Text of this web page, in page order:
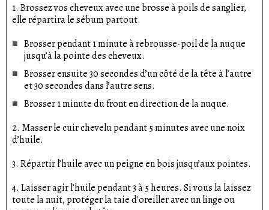
1. Brossez vos cheveux avec une brosse à poils de sanglier,
elle répartira le sébum partout.
Brosser pendant 1 minute à rebrousse-poil de la nuque
jusqu’à la pointe des cheveux.
Brosser ensuite 30 secondes d’un côté de la tête à l’autre
et 30 secondes dans l’autre sens.
Brosser 1 minute du front en direction de la nuque.
2. Masser le cuir chevelu pendant 5 minutes avec une noix
d’huile.
3. Répartir l’huile avec un peigne en bois jusqu’aux pointes.
4. Laisser agir l’huile pendant 3 à 5 heures. Si vous la laissez
toute la nuit, protéger la taie d'oreiller avec un linge ou